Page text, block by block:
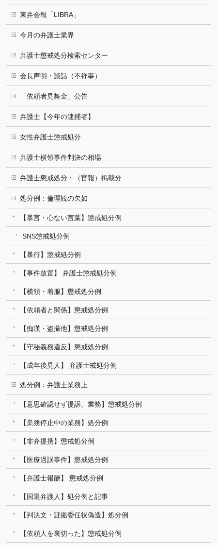
東弁会報「LIBRA」
今月の弁護士業界
弁護士懲戒処分検索センター
会長声明・談話（不祥事）
「依頼者見舞金」公告
弁護士【今年の逮捕者】
女性弁護士懲戒処分
弁護士横領事件判決の相場
弁護士懲戒処分・（官報）掲載分
処分例：倫理観の欠如
【暴言・心ない言葉】懲戒処分例
SNS懲戒処分例
【暴行】懲戒処分例
【事件放置】 弁護士懲戒処分例
【横領・着服】懲戒処分例
【依頼者と関係】懲戒処分例
【痴漢・盗撮他】懲戒処分例
【守秘義務違反】懲戒処分例
【成年後見人】 弁護士戒処分例
処分例：弁護士業務上
【意思確認せず提訴、業務】懲戒処分例
【業務停止中の業務】処分例
【非弁提携】懲戒処分例
【医療過誤事件】懲戒処分例
【弁護士報酬】 懲戒処分例
【国選弁護人】処分例と記事
【判決文・証拠委任状偽造】処分例
【依頼人を裏切った】懲戒処分例